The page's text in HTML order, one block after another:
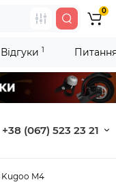
+38 (067) 523 23 21
0
Kugoo M4
Відгуки 1